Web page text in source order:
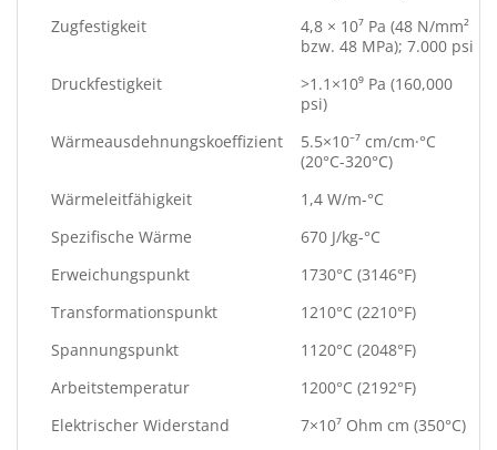
Zugfestigkeit
4,8 × 10⁷ Pa (48 N/mm²
bzw. 48 MPa); 7.000 psi
Druckfestigkeit
>1.1×10⁹ Pa (160,000
psi)
Wärmeausdehnungskoeffizient
5.5×10⁻⁷ cm/cm·°C
(20°C-320°C)
Wärmeleitfähigkeit
1,4 W/m-°C
Spezifische Wärme
670 J/kg-°C
Erweichungspunkt
1730°C (3146°F)
Transformationspunkt
1210°C (2210°F)
Spannungspunkt
1120°C (2048°F)
Arbeitstemperatur
1200°C (2192°F)
Elektrischer Widerstand
7×10⁷ Ohm cm (350°C)